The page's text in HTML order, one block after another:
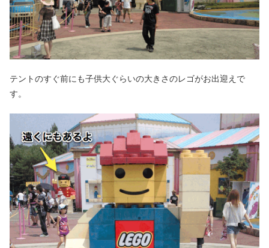
テントのすぐ前にも子供大ぐらいの大きさのレゴがお出迎えで
す。